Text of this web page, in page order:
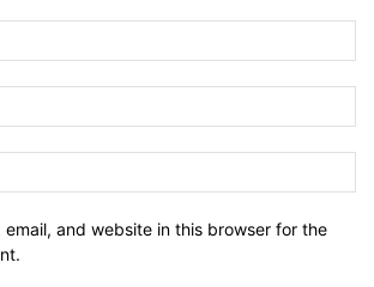
email, and website in this browser for the